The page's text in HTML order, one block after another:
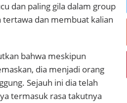
dan paling gila dalam group
tertawa dan membuat kalian
bahwa meskipun
dia menjadi orang
Sejauh ini dia telah
termasuk rasa takutnya